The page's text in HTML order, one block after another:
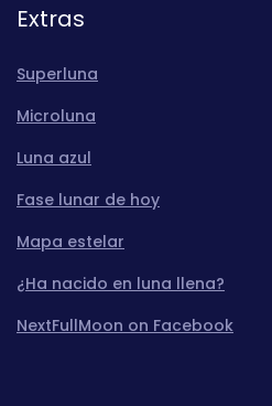
Extras
Superluna
Microluna
Luna azul
Fase lunar de hoy
Mapa estelar
¿Ha nacido en luna llena?
NextFullMoon on Facebook